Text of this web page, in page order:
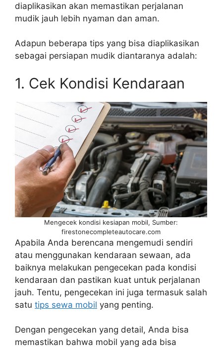
diaplikasikan akan memastikan perjalanan
mudik jauh lebih nyaman dan aman.
Adapun beberapa tips yang bisa diaplikasikan
sebagai persiapan mudik diantaranya adalah:
1. Cek Kondisi Kendaraan
Mengecek kondisi kesiapan mobil, Sumber:
firestonecompleteautocare.com
Apabila Anda berencana mengemudi sendiri
atau menggunakan kendaraan sewaan, ada
baiknya melakukan pengecekan pada kondisi
kendaraan dan pastikan kuat untuk perjalanan
jauh. Tentu, pengecekan ini juga termasuk salah
satu tips sewa mobil yang penting.
Dengan pengecekan yang detail, Anda bisa
memastikan bahwa mobil yang ada bisa